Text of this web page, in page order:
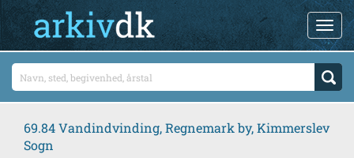
69.84 Vandindvinding, Regnemark by, Kimmerslev
Sogn